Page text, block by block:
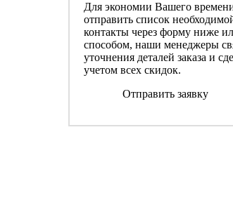
Для экономии Вашего
отправить список
контакты через форму ниже
способом, наши менеджеры
уточнения деталей заказа и
учетом всех скидок.
Отправить заявку